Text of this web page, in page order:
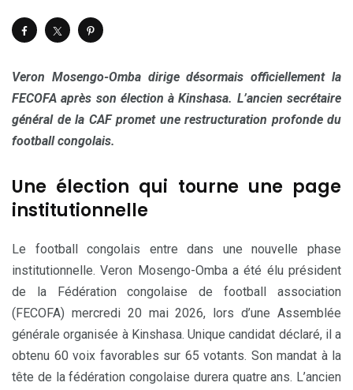
Veron Mosengo-Omba dirige désormais officiellement la
FECOFA après son élection à Kinshasa. L’ancien secrétaire
général de la CAF promet une restructuration profonde du
football congolais.
Une élection qui tourne une page
institutionnelle
Le football congolais entre dans une nouvelle phase
institutionnelle. Veron Mosengo-Omba a été élu président
de la Fédération congolaise de football association
(FECOFA) mercredi 20 mai 2026, lors d’une Assemblée
générale organisée à Kinshasa. Unique candidat déclaré, il a
obtenu 60 voix favorables sur 65 votants. Son mandat à la
tête de la fédération congolaise durera quatre ans. L’ancien